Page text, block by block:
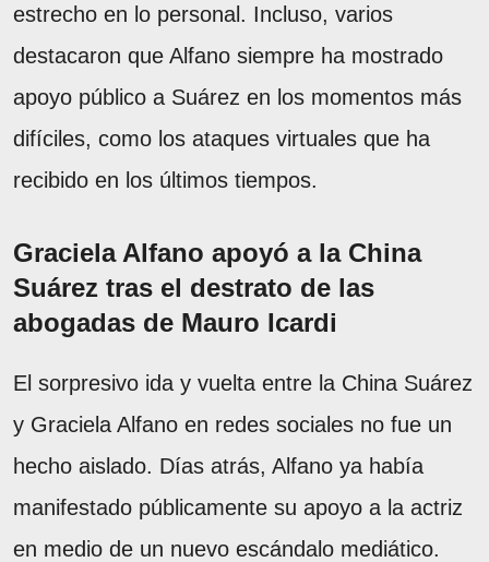
estrecho en lo personal. Incluso, varios
destacaron que Alfano siempre ha mostrado
apoyo público a Suárez en los momentos más
difíciles, como los ataques virtuales que ha
recibido en los últimos tiempos.
Graciela Alfano apoyó a la China
Suárez tras el destrato de las
abogadas de Mauro Icardi
El sorpresivo ida y vuelta entre la China Suárez
y Graciela Alfano en redes sociales no fue un
hecho aislado. Días atrás, Alfano ya había
manifestado públicamente su apoyo a la actriz
en medio de un nuevo escándalo mediático.